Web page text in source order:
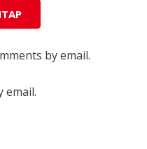
by email.
email.